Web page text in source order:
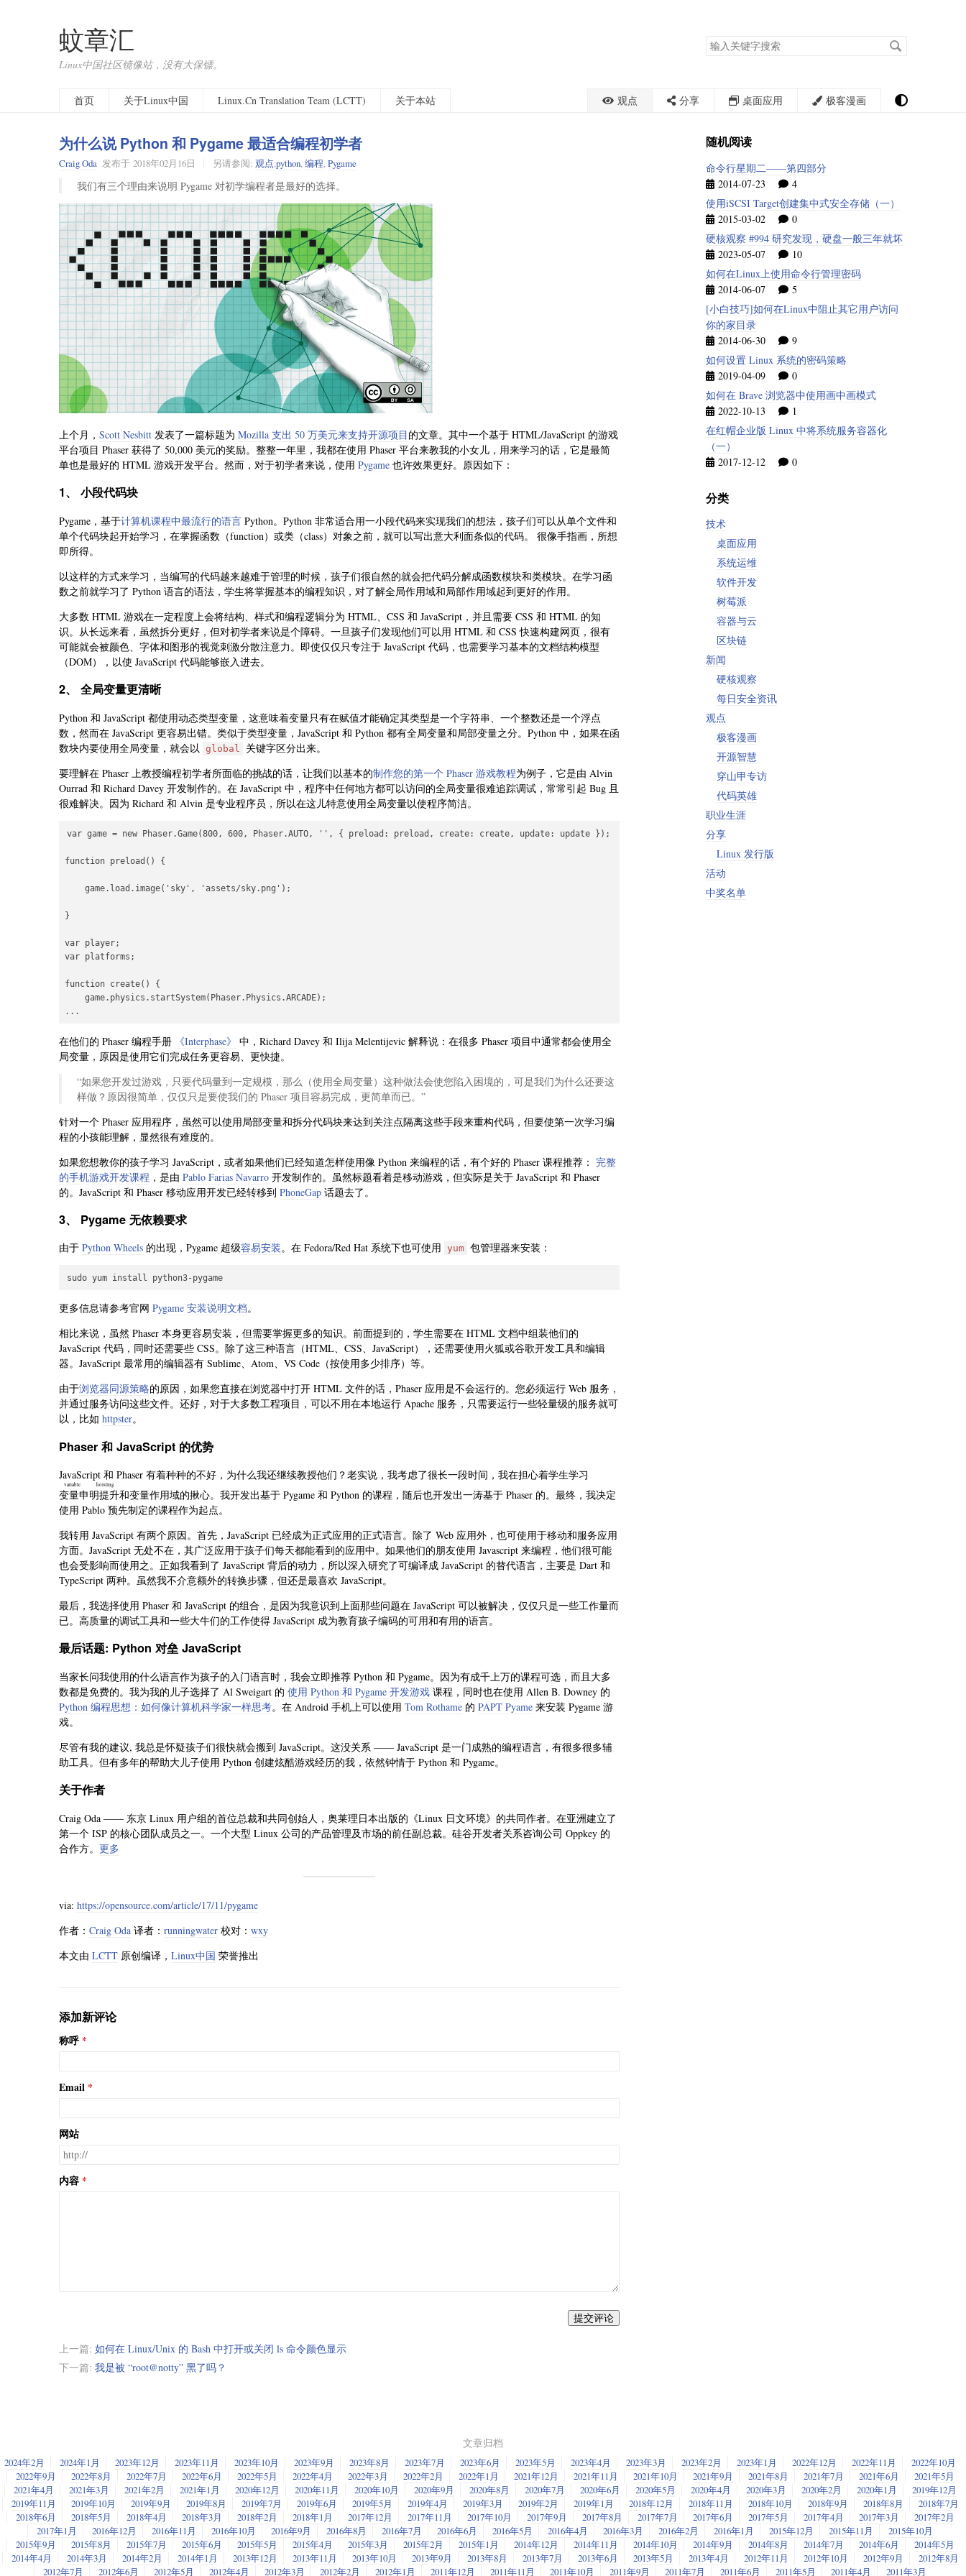
蚊章汇
Linux中国社区镜像站，没有大保镖。
搜
索
首页
关于Linux中国 Linux.Cn Translation Team (LCTT) 关于本站 观点 分享 桌面应用 极客漫画
为什么说 Python 和 Pygame 最适合编程初学者
Craig Oda 发布于 2018年02月16日 另请参阅: 观点,python,编程,Pygame
我们有三个理由来说明 Pygame 对初学编程者是最好的选择。
上个月， Scott Nesbitt 发表了一篇标题为 Mozilla 支出 50 万美元来支持开源项目的文章。其中一个基于 HTML/JavaScript 的游戏
平台项目 Phaser 获得了 50,000 美元的奖励。整整一年里，我都在使用 Phaser 平台来教我的小女儿，用来学习的话，它是最简
单也是最好的 HTML 游戏开发平台。然而，对于初学者来说，使用 Pygame 也许效果更好。原因如下：
1、 小段代码块
Pygame，基于计算机课程中最流行的语言 Python。Python 非常适合用一小段代码来实现我们的想法，孩子们可以从单个文件和
单个代码块起开始学习，在掌握函数（function）或类（class）对象之前，就可以写出意大利面条似的代码。 很像手指画，所想
即所得。
以这样的方式来学习，当编写的代码越来越难于管理的时候，孩子们很自然的就会把代码分解成函数模块和类模块。在学习函
数之前就学习了 Python 语言的语法，学生将掌握基本的编程知识，对了解全局作用域和局部作用域起到更好的作用。
大多数 HTML 游戏在一定程度上会将结构、样式和编程逻辑分为 HTML、CSS 和 JavaScript，并且需要 CSS 和 HTML 的知
识。从长远来看，虽然拆分更好，但对初学者来说是个障碍。一旦孩子们发现他们可以用 HTML 和 CSS 快速构建网页，很有
可能就会被颜色、字体和图形的视觉刺激分散注意力。即使仅仅只专注于 JavaScript 代码，也需要学习基本的文档结构模型
（DOM），以使 JavaScript 代码能够嵌入进去。
2、 全局变量更清晰
Python 和 JavaScript 都使用动态类型变量，这意味着变量只有在赋值才能确定其类型是一个字符串、一个整数还是一个浮点
数，然而在 JavaScript 更容易出错。类似于类型变量，JavaScript 和 Python 都有全局变量和局部变量之分。Python 中，如果在函
数块内要使用全局变量，就会以
global
关键字区分出来。
要理解在 Phaser 上教授编程初学者所面临的挑战的话，让我们以基本的制作您的第一个 Phaser 游戏教程为例子，它是由 Alvin
Ourrad 和 Richard Davey 开发制作的。在 JavaScript 中，程序中任何地方都可以访问的全局变量很难追踪调试，常常引起 Bug 且
很难解决。因为 Richard 和 Alvin 是专业程序员，所以在这儿特意使用全局变量以使程序简洁。
var game = new Phaser.Game(800, 600, Phaser.AUTO, '', { preload: preload, create: create, update: update });
function preload() {
    game.load.image('sky', 'assets/sky.png');
}
var player;
var platforms;
function create() {
    game.physics.startSystem(Phaser.Physics.ARCADE);
在他们的 Phaser 编程手册 《Interphase》
中，Richard Davey 和 Ilija Melentijevic 解释说：在很多 Phaser 项目中通常都会使用全
局变量，原因是使用它们完成任务更容易、更快捷。
“如果您开发过游戏，只要代码量到一定规模，那么（使用全局变量）这种做法会使您陷入困境的，可是我们为什么还要这
样做？原因很简单，仅仅只是要使我们的 Phaser 项目容易完成，更简单而已。”
针对一个 Phaser 应用程序，虽然可以使用局部变量和拆分代码块来达到关注点隔离这些手段来重构代码，但要使第一次学习编
程的小孩能理解，显然很有难度的。
如果您想教你的孩子学习 JavaScript，或者如果他们已经知道怎样使用像 Python 来编程的话，有个好的 Phaser 课程推荐： 完整
的手机游戏开发课程 ，是由 Pablo Farias Navarro 开发制作的。虽然标题看着是移动游戏，但实际是关于 JavaScript 和 Phaser
的。JavaScript 和 Phaser 移动应用开发已经转移到 PhoneGap 话题去了。
3、 Pygame 无依赖要求
由于 Python Wheels 的出现，Pygame 超级容易安装。在 Fedora/Red Hat 系统下也可使用 yum 包管理器来安装：
更多信息请参考官网 Pygame 安装说明文档。
相比来说，虽然 Phaser 本身更容易安装，但需要掌握更多的知识。前面提到的，学生需要在 HTML 文档中组装他们的
JavaScript 代码，同时还需要些 CSS。除了这三种语言（HTML、CSS、JavaScript），还需要使用火狐或谷歌开发工具和编辑
器。JavaScript 最常用的编辑器有 Sublime、Atom、VS Code（按使用多少排序）等。
由于浏览器同源策略的原因，如果您直接在浏览器中打开 HTML 文件的话，Phaser 应用是不会运行的。您必须运行 Web 服务，
并通过服务访问这些文件。还好，对于大多数工程项目，可以不用在本地运行 Apache 服务，只需要运行一些轻量级的服务就可
以，比如 httpster。
Phaser 和 JavaScript 的优势
JavaScript 和 Phaser 有着种种的不好，为什么我还继续教授他们？老实说，我考虑了很长一段时间，我在担心着学生学习
变量申明提升
variable hoisting
和变量作用域的揪心。我开发出基于 Pygame 和 Python 的课程，随后也开发出一涛基于 Phaser 的。最终，我决定
使用 Pablo 预先制定的课程作为起点。
我转用 JavaScript 有两个原因。首先，JavaScript 已经成为正式应用的正式语言。除了 Web 应用外，也可使用于移动和服务应用
方面。JavaScript 无处不在，其广泛应用于孩子们每天都能看到的应用中。如果他们的朋友使用 Javascript 来编程，他们很可能
也会受影响而使用之。正如我看到了 JavaScript 背后的动力，所以深入研究了可编译成 JavaScript 的替代语言，主要是 Dart 和
TypeScript 两种。虽然我不介意额外的转换步骤，但还是最喜欢 JavaScript。
最后，我选择使用 Phaser 和 JavaScript 的组合，是因为我意识到上面那些问题在 JavaScript 可以被解决，仅仅只是一些工作量而
已。高质量的调试工具和一些大牛们的工作使得 JavaScript 成为教育孩子编码的可用和有用的语言。
最后话题: Python 对垒 JavaScript
当家长问我使用的什么语言作为孩子的入门语言时，我会立即推荐 Python 和 Pygame。因为有成千上万的课程可选，而且大多
数都是免费的。我为我的儿子选择了 Al Sweigart 的 使用 Python 和 Pygame 开发游戏 课程，同时也在使用 Allen B. Downey 的
Python 编程思想：如何像计算机科学家一样思考。在 Android 手机上可以使用 Tom Rothame 的 PAPT Pyame 来安装 Pygame 游
戏。
尽管有我的建议, 我总是怀疑孩子们很快就会搬到 JavaScript。这没关系 —— JavaScript 是一门成熟的编程语言，有很多很多辅
助工具。但有多年的帮助大儿子使用 Python 创建炫酷游戏经历的我，依然钟情于 Python 和 Pygame。
关于作者
Craig Oda —— 东京 Linux 用户组的首位总裁和共同创始人，奥莱理日本出版的《Linux 日文环境》的共同作者。在亚洲建立了
第一个 ISP 的核心团队成员之一。一个大型 Linux 公司的产品管理及市场的前任副总裁。硅谷开发者关系咨询公司 Oppkey 的
合作方。 更多
via: https://opensource.com/article/17/11/pygame
作者： Craig Oda 译者： runningwater 校对： wxy
本文由 LCTT 原创编译， Linux中国 荣誉推出
添加新评论
称呼
Email
网站
内容
提交评论
上一篇: 如何在 Linux/Unix 的 Bash 中打开或关闭 ls 命令颜色显示
下一篇: 我是被 “root@notty” 黑了吗？
随机阅读
命令行星期二——第四部分
2014-07-23
4
使用iSCSI Target创建集中式安全存储（一）
2015-03-02
0
硬核观察 #994 研究发现，硬盘一般三年就坏
2023-05-07
10
如何在Linux上使用命令行管理密码
2014-06-07
5
[小白技巧]如何在Linux中阻止其它用户访问
你的家目录
2014-06-30
9
如何设置 Linux 系统的密码策略
2019-04-09
0
如何在 Brave 浏览器中使用画中画模式
2022-10-13
1
在红帽企业版 Linux 中将系统服务容器化
（一）
2017-12-12
0
分类
技术
桌面应用
系统运维
软件开发
树莓派
容器与云
区块链
新闻
硬核观察
每日安全资讯
观点
极客漫画
开源智慧
穿山甲专访
代码英雄
职业生涯
分享
Linux 发行版
活动
中奖名单
文章归档
2024年2月 2024年1月 2023年12月 2023年11月 2023年10月 2023年9月 2023年8月 2023年7月 2023年6月 2023年5月 2023年4月 2023年3月 2023年2月 2023年1月 2022年12月 2022年11月
2022年10月
2022年9月
2022年8月 2022年7月 2022年6月 2022年5月 2022年4月 2022年3月 2022年2月 2022年1月 2021年12月 2021年11月 2021年10月 2021年9月 2021年8月 2021年7月 2021年6月
2021年5月
2021年4月
2021年3月 2021年2月 2021年1月 2020年12月 2020年11月 2020年10月 2020年9月 2020年8月 2020年7月 2020年6月 2020年5月 2020年4月 2020年3月 2020年2月 2020年1月
2019年12月
2019年11月
2019年10月 2019年9月 2019年8月 2019年7月 2019年6月 2019年5月 2019年4月 2019年3月 2019年2月 2019年1月 2018年12月 2018年11月 2018年10月 2018年9月 2018年8月
2018年7月
2018年6月
2018年5月 2018年4月 2018年3月 2018年2月 2018年1月 2017年12月 2017年11月 2017年10月 2017年9月 2017年8月 2017年7月 2017年6月 2017年5月 2017年4月 2017年3月
2017年2月
2017年1月
2016年12月 2016年11月 2016年10月 2016年9月 2016年8月 2016年7月 2016年6月 2016年5月 2016年4月 2016年3月 2016年2月 2016年1月 2015年12月 2015年11月
2015年10月
2015年9月
2015年8月 2015年7月 2015年6月 2015年5月 2015年4月 2015年3月 2015年2月 2015年1月 2014年12月 2014年11月 2014年10月 2014年9月 2014年8月 2014年7月 2014年6月
2014年5月
2014年4月
2014年3月 2014年2月 2014年1月 2013年12月 2013年11月 2013年10月 2013年9月 2013年8月 2013年7月 2013年6月 2013年5月 2013年4月 2012年11月 2012年10月 2012年9月
2012年8月
2012年7月
2012年6月 2012年5月 2012年4月 2012年3月 2012年2月 2012年1月 2011年12月 2011年11月 2011年10月 2011年9月 2011年7月 2011年6月 2011年5月 2011年4月 2011年3月